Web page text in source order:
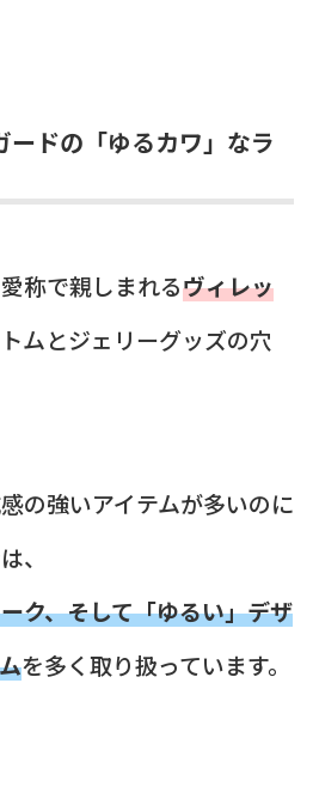
ードの「ゆるカワ」なラ
称で親しまれるヴィレッ
ムとジェリーグッズの穴
の強いアイテムが多いのに
、
ク、そして「ゆるい」デザ
を多く取り扱っています。